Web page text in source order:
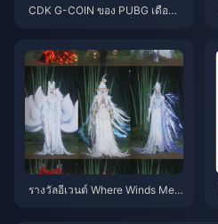
CDK G-COIN ของ PUBG เดือนมิ
รางวัลอีเวนต์ Where Winds Mee